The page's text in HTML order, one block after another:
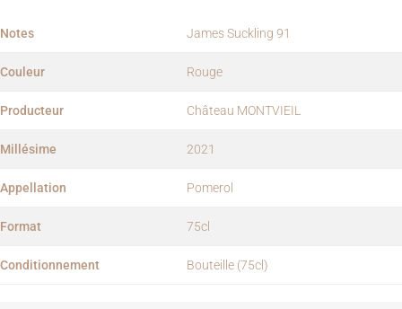
Notes James Suckling 91
Couleur Rouge
Producteur Château MONTVIEIL
Millésime 2021
Appellation Pomerol
Format 75cl
Conditionnement Bouteille (75cl)